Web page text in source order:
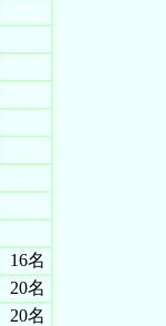
16名
20名
20名